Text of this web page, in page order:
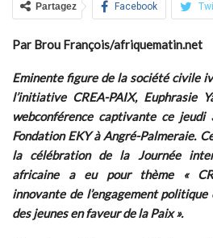
Partagez Facebook
Par Brou François/afriquematin.net
Eminente figure de la société civile
l’initiative CREA-PAIX, Euphrasie
webconférence captivante ce
Fondation EKY à Angré-Palmeraie.
la célébration de la Journée
africaine a eu pour thème «
innovante de l’engagement
des jeunes en faveur de la Paix ».